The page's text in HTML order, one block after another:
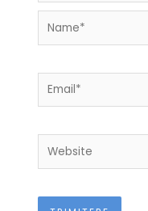
Name*
Email*
Website